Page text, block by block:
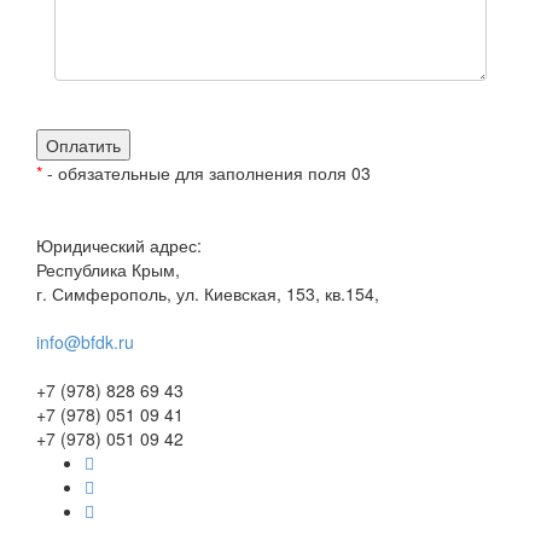
* - обязательные для заполнения поля 03
Юридический адрес:
Республика Крым,
г. Симферополь, ул. Киевская, 153, кв.154,
info@bfdk.ru
+7 (978) 828 69 43
+7 (978) 051 09 41
+7 (978) 051 09 42